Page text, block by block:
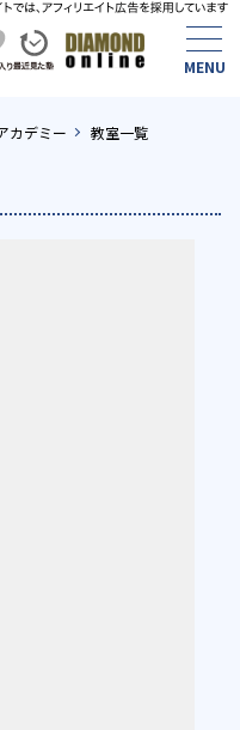
カデミー 教室一覧